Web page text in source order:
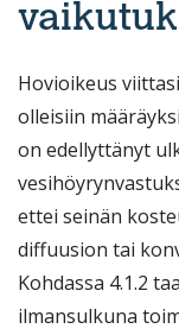
Hovioikeus
olleisiin
on edellyttänyt
ettei seinän
diffuusion tai
Kohdassa 4.1.2
ilmansulkuna